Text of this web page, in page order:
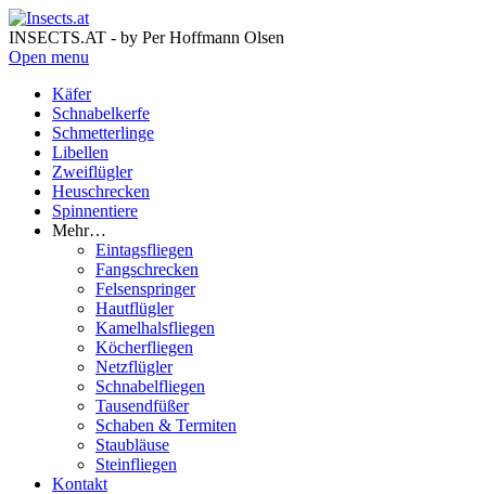
INSECTS.AT - by Per Hoffmann Olsen
Open menu
Käfer
Schnabelkerfe
Schmetterlinge
Libellen
Zweiflügler
Heuschrecken
Spinnentiere
Mehr…
Eintagsfliegen
Fangschrecken
Felsenspringer
Hautflügler
Kamelhalsfliegen
Köcherfliegen
Netzflügler
Schnabelfliegen
Tausendfüßer
Schaben & Termiten
Staubläuse
Steinfliegen
Kontakt